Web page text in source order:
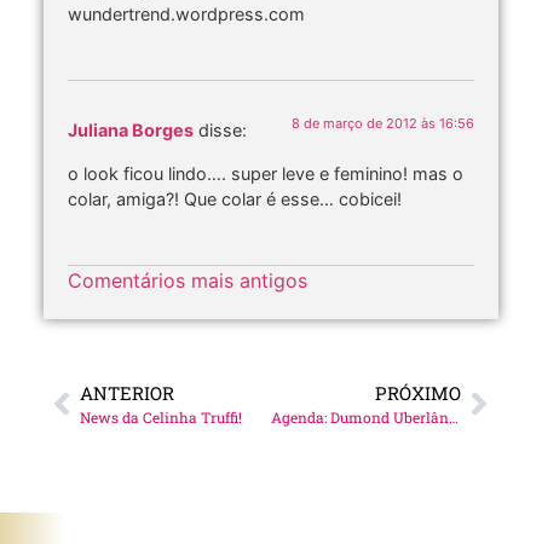
wundertrend.wordpress.com
Juliana Borges disse: 8 de março de 2012 às 16:56
o look ficou lindo…. super leve e feminino! mas o
colar, amiga?! Que colar é esse… cobicei!
Comentários mais antigos
ANTERIOR
News da Celinha Truffi!
PRÓXIMO
Agenda: Dumond Uberlândia